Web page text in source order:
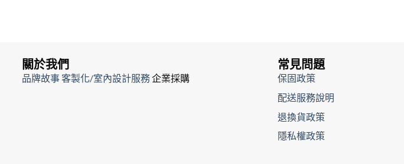
關於我們
品牌故事客製化/室內設計服務企業採購
常見問題
保固政策
配送服務說明
退換貨政策
隱私權政策